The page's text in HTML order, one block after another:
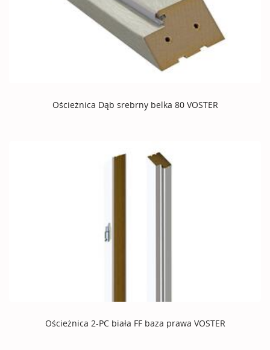
Ościeżnica Dąb srebrny belka 80 VOSTER
Ościeżnica 2-PC biała FF baza prawa VOSTER